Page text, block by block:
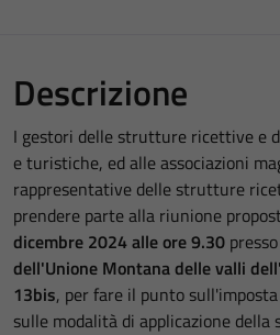
Descrizione
I gestori delle strutture ricettive e
e turistiche, ed alle associazioni
rappresentative delle strutture
prendere parte alla riunione
dicembre 2024 alle ore 9.30
dell'Unione Montana delle valli
13bis, per fare il punto
sulle modalità di applicazione della